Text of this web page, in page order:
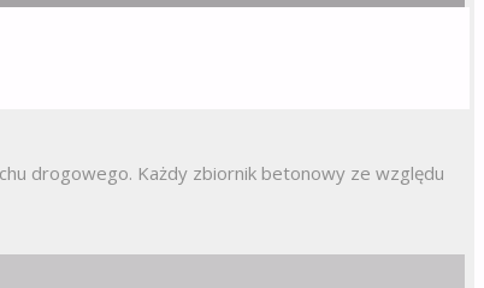
drogowego. Każdy zbiornik betonowy ze względu